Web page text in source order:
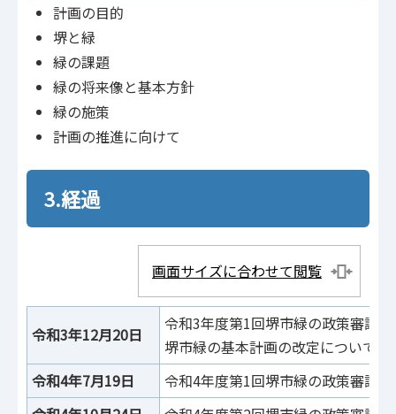
計画の目的
堺と緑
緑の課題
緑の将来像と基本方針
緑の施策
計画の推進に向けて
3.経過
画面サイズに合わせて閲覧
令和3年12月20日
令和3年度第1回堺市緑の政策審議会
堺市緑の基本計画の改定について（
令和4年7月19日
令和4年度第1回堺市緑の政策審議会